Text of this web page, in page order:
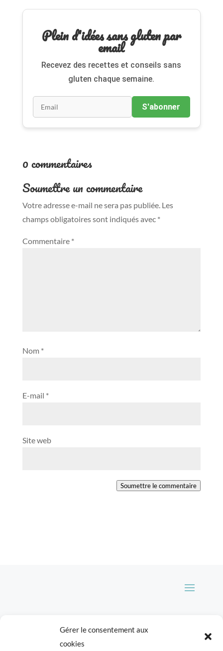
Gérer le consentement aux
cookies
Plein d'idées sans gluten par
email
Recevez des recettes et conseils sans
gluten chaque semaine.
S'abonner
0 commentaires
Soumettre un commentaire
Votre adresse e-mail ne sera pas publiée. Les
champs obligatoires sont indiqués avec *
Commentaire *
Nom *
E-mail *
Site web
Soumettre le commentaire
Tous les éléments du blog Cookismo (articles,
recettes, photographies) sont ma propriété